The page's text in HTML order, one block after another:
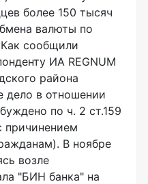
более 150 тысяч
валюты по
сообщили
ИА REGNUM
района
дело в отношении
по ч. 2 ст.159
В ноябре
возле
"БИН банка" на